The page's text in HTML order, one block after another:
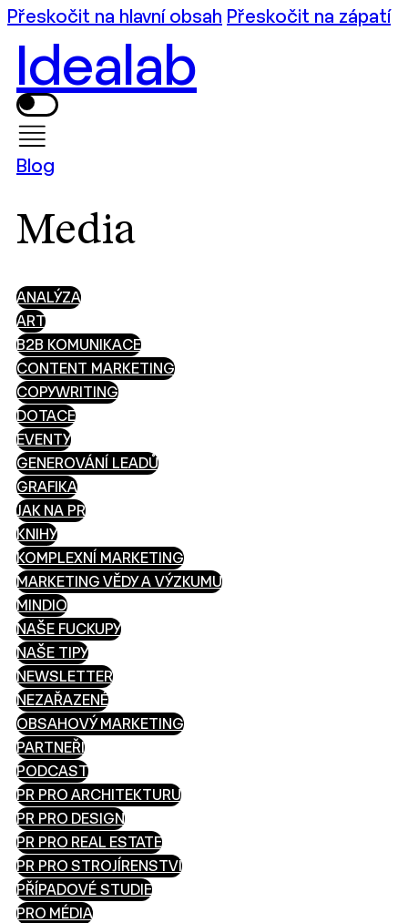
Přeskočit na hlavní obsah Přeskočit na zápatí
Idealab
Blog
Media
ANALÝZA
ART
B2B KOMUNIKACE
CONTENT MARKETING
COPYWRITING
DOTACE
EVENTY
GENEROVÁNÍ LEADŮ
GRAFIKA
JAK NA PR
KNIHY
KOMPLEXNÍ MARKETING
MARKETING VĚDY A VÝZKUMU
MINDIO
NAŠE FUCKUPY
NAŠE TIPY
NEWSLETTER
NEZAŘAZENÉ
OBSAHOVÝ MARKETING
PARTNEŘI
PODCAST
PR PRO ARCHITEKTURU
PR PRO DESIGN
PR PRO REAL ESTATE
PR PRO STROJÍRENSTVÍ
PŘÍPADOVÉ STUDIE
PRO MÉDIA